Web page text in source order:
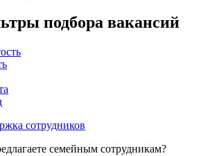
подбора вакансий
сотрудников
семейным сотрудникам?